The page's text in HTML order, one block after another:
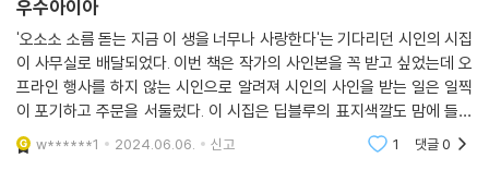
구현이 아닌가. 그리고 그 길이 ‘몸’이라니. 김인자 시인의 ‘나-너’는 관념이
아니다. 그것은 현세에서의 구체적 실현을 꿈꾼다. 이 시집엔 그렇게 ‘나’에
게로 건너가는 ‘나’의 수많은 여정이 나온다. 그 여정마다 그것을 방해하는
것들과의 갈등이 그려지고 그것에 가까이 갈 때의 환희가 넘실댄다. 이 시
집은 그런 오디세이아의 기록이다.”
우수아이아
'오소소 소름 돋는 지금 이 생을 너무나 사랑한다'는 기다리던 시인의 시집
이 사무실로 배달되었다. 이번 책은 작가의 사인본을 꼭 받고 싶었는데 오
프라인 행사를 하지 않는 시인으로 알려져 시인의 사인을 받는 일은 일찍
이 포기하고 주문을 서둘렀다. 이 시집은 딥블루의 표지색깔도 맘에 들지
만 ‘우수아이아’라는 제목도 맘에 들었다.출판사 서평에도 그리 소개하고
있지만 시인은
w******1 2024.06.06. 신고 1 댓글0